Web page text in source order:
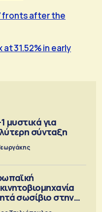
fronts after the
31.52% in early
μυστικά για
σύνταξη
σωσίβιο στην